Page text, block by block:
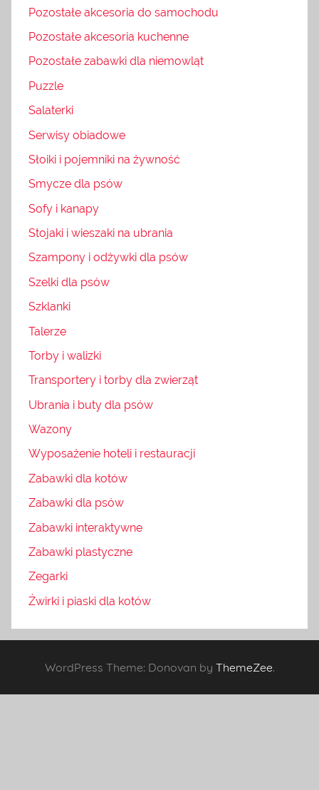
Pozostałe akcesoria do samochodu
Pozostałe akcesoria kuchenne
Pozostałe zabawki dla niemowląt
Puzzle
Salaterki
Serwisy obiadowe
Słoiki i pojemniki na żywność
Smycze dla psów
Sofy i kanapy
Stojaki i wieszaki na ubrania
Szampony i odżywki dla psów
Szelki dla psów
Szklanki
Talerze
Torby i walizki
Transportery i torby dla zwierząt
Ubrania i buty dla psów
Wazony
Wyposażenie hoteli i restauracji
Zabawki dla kotów
Zabawki dla psów
Zabawki interaktywne
Zabawki plastyczne
Zegarki
Żwirki i piaski dla kotów
WordPress Theme: Donovan by ThemeZee.